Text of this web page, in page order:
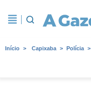
Início Capixaba Polícia